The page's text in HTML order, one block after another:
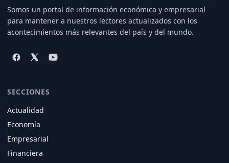
Somos un portal de información económica y empresarial
para mantener a nuestros lectores actualizados con los
acontecimientos más relevantes del país y del mundo.
SECCIONES
Actualidad
Economía
Empresarial
Financiera